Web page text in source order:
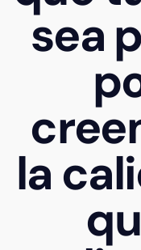
sea
la